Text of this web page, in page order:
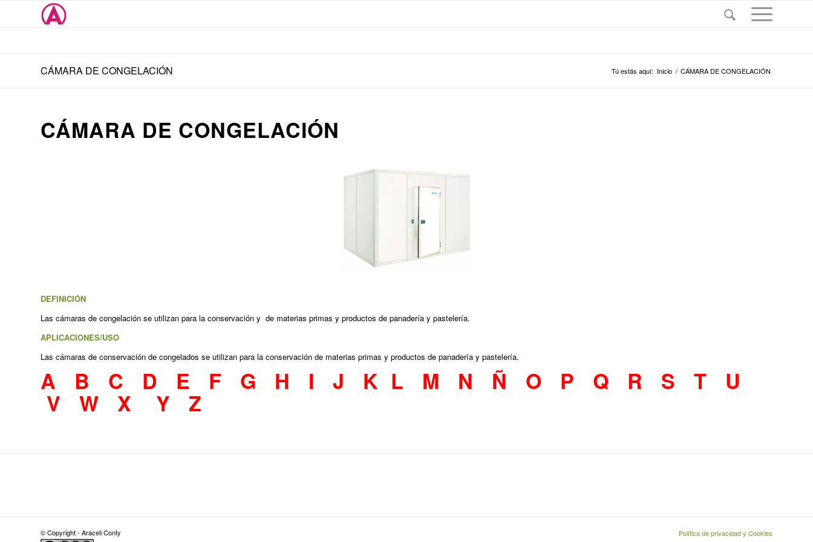
CÁMARA DE CONGELACIÓN Tú estás aquí: Inicio / CÁMARA DE CONGELACIÓN
CÁMARA DE CONGELACIÓN
DEFINICIÓN
Las cámaras de congelación se utilizan para la conservación y de materias primas y productos de panadería y pastelería.
APLICACIONES/USO
Las cámaras de conservación de congelados se utilizan para la conservación de materias primas y productos de panadería y pastelería.
A B C D E F G H I J K L M N Ñ O P Q R S T U
V W X Y Z
© Copyright - Araceli Conty Política de privacidad y Cookies